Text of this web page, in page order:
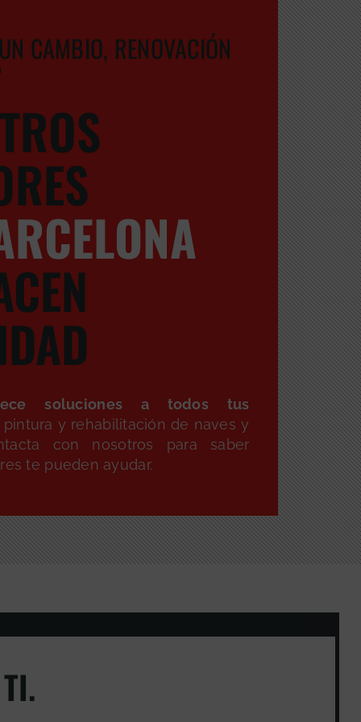
CAMBIO, RENOVACIÓN
soluciones a todos tus
y rehabilitación de naves y
con nosotros para saber
te pueden ayudar.